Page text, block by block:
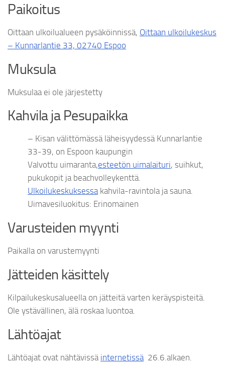
Paikoitus
Oittaan ulkoilualueen pysäköinnissä, Oittaan ulkoilukeskus
– Kunnarlantie 33, 02740 Espoo
Muksula
Muksulaa ei ole järjestetty
Kahvila ja Pesupaikka
– Kisan välittömässä läheisyydessä Kunnarlantie
33-39, on Espoon kaupungin
Valvottu uimaranta,esteetön uimalaituri, suihkut,
pukukopit ja beachvolleykenttä.
Ulkoilukeskuksessakahvila-ravintola ja sauna.
Uimavesiluokitus: Erinomainen
Varusteiden myynti
Paikalla on varustemyynti
Jätteiden käsittely
Kilpailukeskusalueella on jätteitä varten keräyspisteitä.
Ole ystävällinen, älä roskaa luontoa.
Lähtöajat
Lähtöajat ovat nähtävissä internetissä 26.6.alkaen.